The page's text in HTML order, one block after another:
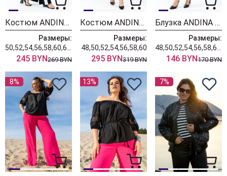
Костюм ANDINA 962 черный/белый
Размеры:
245 BYN269 BYN
Костюм ANDINA 3005 малина/черный
Размеры:
48,50,52,54,56,58,60
295 BYN319 BYN
Блузка ANDINA 128-6 алый
Размеры:
146 BYN170 BYN
8% 13% 7%